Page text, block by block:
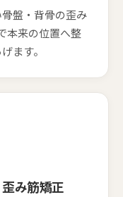
盤・背骨の歪み
本来の位置へ整
ます。
み筋矯正